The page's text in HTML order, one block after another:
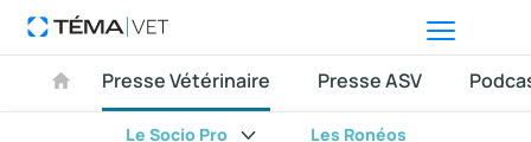
Presse Vétérinaire
Le Socio Pro Les Ronéos
Presse ASV